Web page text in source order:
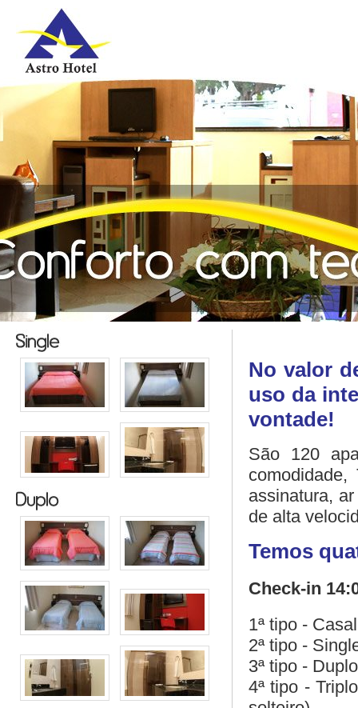
No valor
uso da
vontade!
São 120
assinatura,
de alta
Temos
Check-in
1ª tipo -
2ª tipo -
3ª tipo -
4ª tipo -